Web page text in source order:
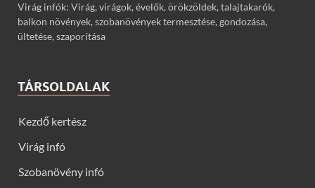
Virág infók: Virág, virágok, évelők, örökzöldek, talajtakarók,
balkon növények, szobanövények termesztése, gondozása,
ültetése, szaporítása
TÁRSOLDALAK
Kezdő kertész
Virág infó
Szobanövény infó